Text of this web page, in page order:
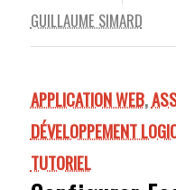
GUILLAUME SIMARD
APPLICATION WEB,
DÉVELOPPEMENT
TUTORIEL